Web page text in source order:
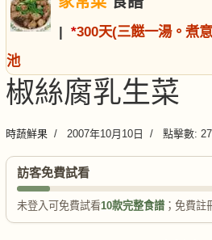
| *300天(三餸一湯。煮
池
椒絲腐乳生菜
時蔬鮮果 2007年10月10日 點擊數:
訪客免費試看
未登入可免費試看10款完整食譜 ；免費註